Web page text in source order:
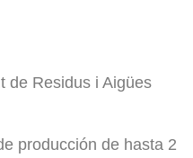
de Residus i Aigües
producción de hasta 2